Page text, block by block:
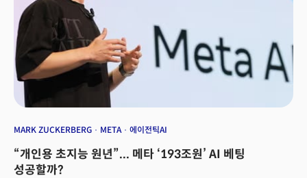
MARK ZUCKERBERG META 에이전틱AI
“개인용 초지능 원년”... 메타 ‘193조원’ AI 베팅
성공할까?